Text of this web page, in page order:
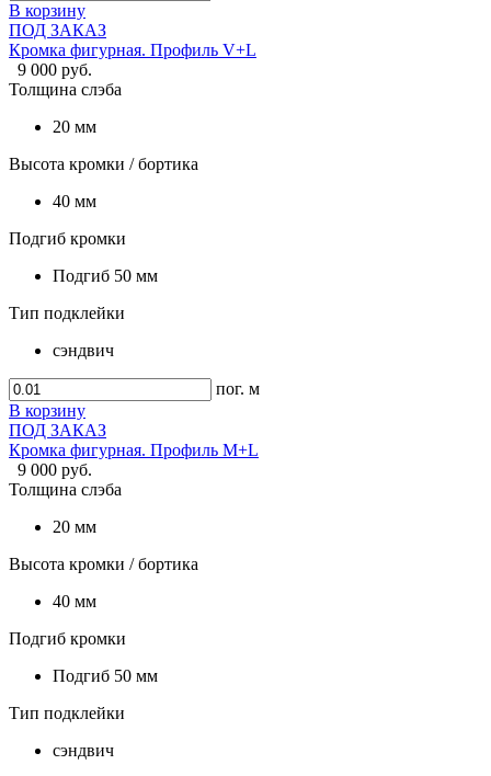
В корзину
ПОД ЗАКАЗ
Кромка фигурная. Профиль V+L
9 000 руб.
Толщина слэба
20 мм
Высота кромки / бортика
40 мм
Подгиб кромки
Подгиб 50 мм
Тип подклейки
сэндвич
пог. м
В корзину
ПОД ЗАКАЗ
Кромка фигурная. Профиль M+L
9 000 руб.
Толщина слэба
20 мм
Высота кромки / бортика
40 мм
Подгиб кромки
Подгиб 50 мм
Тип подклейки
сэндвич